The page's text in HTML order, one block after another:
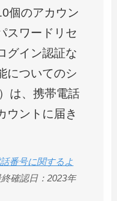
個のアカウン
スワードリセ
グイン認証な
についてのシ
は、携帯電話
ウントに届き
番号に関するよ
確認日：2023年